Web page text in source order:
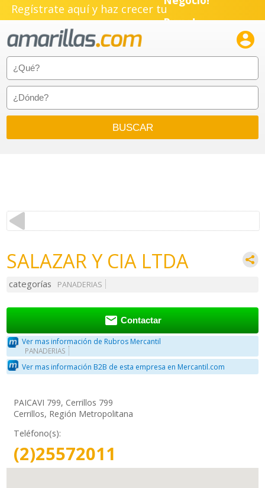
Regístrate aquí y haz crecer tuNegocio!
Emprendimiento!

SALAZAR Y CIA LTDA
categorías PANADERIAS
 Contactar
Ver mas información de Rubros Mercantil
PANADERIAS
Ver mas información B2B de esta empresa en Mercantil.com
PAICAVI 799, Cerrillos 799
Cerrillos, Región Metropolitana
Teléfono(s):
(2)25572011